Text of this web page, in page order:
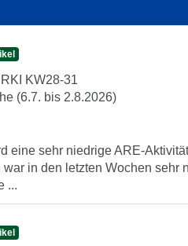
KW28-31
(6.7. bis 2.8.2026)
eine sehr niedrige ARE-
in den letzten Wochen
...